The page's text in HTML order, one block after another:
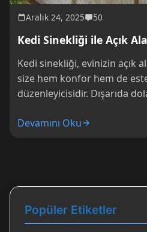
Aralık 24, 2025 50
Kedi Sinekliği ile Açık
Kedi sinekliği, evinizin açık
size hem konfor hem de
düzenleyicisidir. Dışarıda
Devamını Oku
Popüler Etiketler